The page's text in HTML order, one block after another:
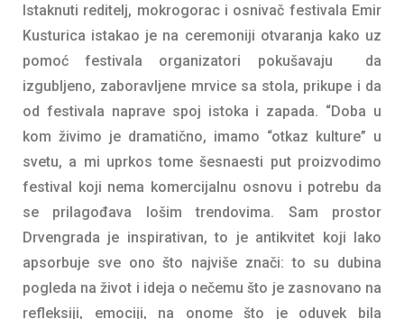
Istaknuti reditelj, mokrogorac i osnivač festivala Emir
Kusturica istakao je na ceremoniji otvaranja kako uz
pomoć festivala organizatori pokušavaju da
izgubljeno, zaboravljene mrvice sa stola, prikupe i da
od festivala naprave spoj istoka i zapada. “Doba u
kom živimo je dramatično, imamo “otkaz kulture” u
svetu, a mi uprkos tome šesnaesti put proizvodimo
festival koji nema komercijalnu osnovu i potrebu da
se prilagođava lošim trendovima. Sam prostor
Drvengrada je inspirativan, to je antikvitet koji lako
apsorbuje sve ono što najviše znači: to su dubina
pogleda na život i ideja o nečemu što je zasnovano na
refleksiji, emociji, na onome što je oduvek bila